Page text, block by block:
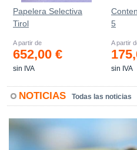
Papelera Selectiva
Tirol
A partir de
652,00 €
sin IVA
5
A partir
sin IVA
NOTICIAS Todas las noticias